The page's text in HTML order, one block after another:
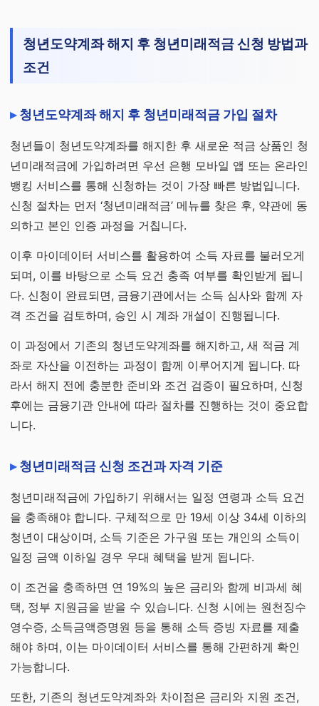
청년도약계좌 해지 후 청년미래적금 신청 방법과
조건
청년도약계좌 해지 후 청년미래적금 가입 절차
청년들이 청년도약계좌를 해지한 후 새로운 적금 상품인 청
년미래적금에 가입하려면 우선 은행 모바일 앱 또는 온라인
뱅킹 서비스를 통해 신청하는 것이 가장 빠른 방법입니다.
신청 절차는 먼저 ‘청년미래적금’ 메뉴를 찾은 후, 약관에 동
의하고 본인 인증 과정을 거칩니다.
이후 마이데이터 서비스를 활용하여 소득 자료를 불러오게
되며, 이를 바탕으로 소득 요건 충족 여부를 확인받게 됩니
다. 신청이 완료되면, 금융기관에서는 소득 심사와 함께 자
격 조건을 검토하며, 승인 시 계좌 개설이 진행됩니다.
이 과정에서 기존의 청년도약계좌를 해지하고, 새 적금 계
좌로 자산을 이전하는 과정이 함께 이루어지게 됩니다. 따
라서 해지 전에 충분한 준비와 조건 검증이 필요하며, 신청
후에는 금융기관 안내에 따라 절차를 진행하는 것이 중요합
니다.
청년미래적금 신청 조건과 자격 기준
청년미래적금에 가입하기 위해서는 일정 연령과 소득 요건
을 충족해야 합니다. 구체적으로 만 19세 이상 34세 이하의
청년이 대상이며, 소득 기준은 가구원 또는 개인의 소득이
일정 금액 이하일 경우 우대 혜택을 받게 됩니다.
이 조건을 충족하면 연 19%의 높은 금리와 함께 비과세 혜
택, 정부 지원금을 받을 수 있습니다. 신청 시에는 원천징수
영수증, 소득금액증명원 등을 통해 소득 증빙 자료를 제출
해야 하며, 이는 마이데이터 서비스를 통해 간편하게 확인
가능합니다.
또한, 기존의 청년도약계좌와 차이점은 금리와 지원 조건,